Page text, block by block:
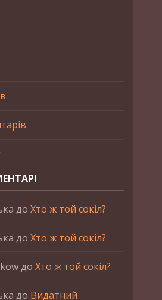
до Хто ж той сокіл?
до Хто ж той сокіл?
до Хто ж той сокіл?
до Видатний